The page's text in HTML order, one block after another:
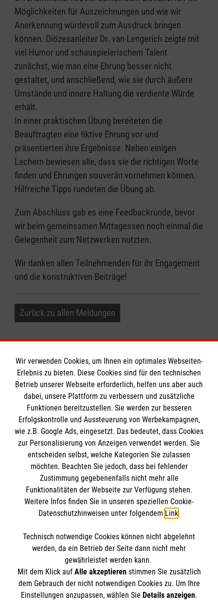
Möglichkeiten für Auszeichnungen und wie wir
Anerkennung würdevoll zum Ausdruck bringen
können. Diözesanleiter Dr. van Lengerich zeigte mit
viel Humor und schauspielerischem Talent
zunächst, wie man eine Ehrung besser nicht
gestaltet, und anschließend, wie sie durch äußere
Umstände und innere Haltung die verdiente Würde
erhält.
In einer praktischen Übung bereiteten die
Beauftragten eine fiktive Ehrung vor und
präsentierten ihre Ergebnisse. Neben einigen
Lachern bewiesen alle, dass sie die richtigen Worte
finden und Ehrungen souverän vornehmen können.
Hilfreiche Tipps rundeten die Übung ab.
Zum Abschluss gab es eine Feedbackrunde, bevor
wir beim gemeinsamen Mittagessen noch einmal die
Gelegenheit zum Netzwerken nutzten.
Wir danken allen Teilnehmenden für ihr Engagement
und die konstruktiven Beiträge!
Zurück zu allen Meldungen
Informationen
Impressum
Datenschutz
Kontakt
Barrierefreiheit
Die Malteser
Malteser in Deutschland
Malteserorden
Sharepoint
Spendenkonto
IBAN: DE39 3706 0120 1201 2150 10
BIC: GENODED1PA7
So finden Sie uns
Fiesteler Str. 58
49134 Wallenhorst
Der Malteser Hilfsdienst e.V. ist als eingetragene
Wir verwenden Cookies, um Ihnen ein optimales Webseiten-
Erlebnis zu bieten. Diese Cookies sind für den technischen
Betrieb unserer Webseite erforderlich, helfen uns aber auch
dabei, unsere Plattform zu verbessern und zusätzliche
Funktionen bereitzustellen. Sie werden zur besseren
Erfolgskontrolle und Aussteuerung von Werbekampagnen,
wie z.B. Google Ads, eingesetzt. Das bedeutet, dass Cookies
zur Personalisierung von Anzeigen verwendet werden. Sie
entscheiden selbst, welche Kategorien Sie zulassen
möchten. Beachten Sie jedoch, dass bei fehlender
Zustimmung gegebenenfalls nicht mehr alle
Funktionalitäten der Webseite zur Verfügung stehen.
Weitere Infos finden Sie in unseren speziellen Cookie-
Datenschutzhinweisen unter folgendem Link.
Technisch notwendige Cookies können nicht abgelehnt
werden, da ein Betrieb der Seite dann nicht mehr
gewährleistet werden kann.
Mit dem Klick auf Alle akzeptierenstimmen Sie zusätzlich
dem Gebrauch der nicht notwendigen Cookies zu. Um Ihre
Einstellungen anzupassen, wählen Sie Details anzeigen.